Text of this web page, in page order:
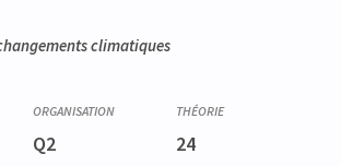
climatiques
Q2 24